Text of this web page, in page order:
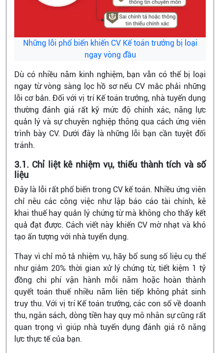
Những lỗi phổ biến khiến CV Kế toán trưởng bị loại
ngay vòng đầu
Dù có nhiều năm kinh nghiệm, bạn vẫn có thể bị loại
ngay từ vòng sàng lọc hồ sơ nếu CV mắc phải những
lỗi cơ bản. Đối với vị trí Kế toán trưởng, nhà tuyển dụng
thường đánh giá rất kỹ mức độ chính xác, năng lực
quản lý và sự chuyên nghiệp thông qua cách ứng viên
trình bày CV. Dưới đây là những lỗi bạn cần tuyệt đối
tránh.
3.1. Chỉ liệt kê nhiệm vụ, thiếu thành tích và số
liệu
Đây là lỗi rất phổ biến trong CV kế toán. Nhiều ứng viên
chỉ nêu các công việc như lập báo cáo tài chính, kê
khai thuế hay quản lý chứng từ mà không cho thấy kết
quả đạt được. Cách viết này khiến CV mờ nhạt và khó
tạo ấn tượng với nhà tuyển dụng.
Thay vì chỉ mô tả nhiệm vụ, hãy bổ sung số liệu cụ thể
như giảm 20% thời gian xử lý chứng từ, tiết kiệm 1 tỷ
đồng chi phí vận hành mỗi năm hoặc hoàn thành
quyết toán thuế nhiều năm liên tiếp không phát sinh
truy thu. Với vị trí Kế toán trưởng, các con số về doanh
thu, ngân sách, dòng tiền hay quy mô nhân sự cũng rất
quan trọng vì giúp nhà tuyển dụng đánh giá rõ năng
lực thực tế của bạn.